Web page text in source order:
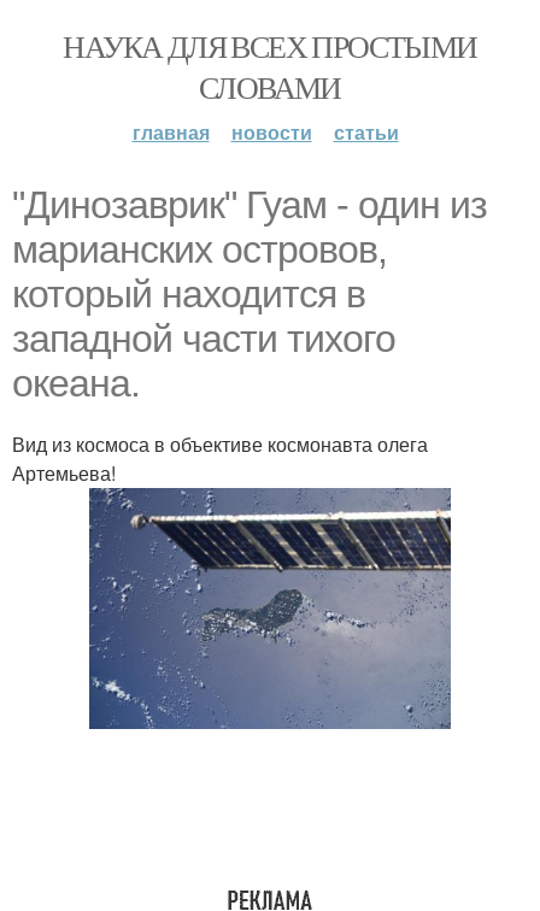
НАУКА ДЛЯ ВСЕХ ПРОСТЫМИ
СЛОВАМИ
главная новости статьи
"Динозаврик" Гуам - один из
марианских островов,
который находится в
западной части тихого
океана.
Вид из космоса в объективе космонавта олега
Артемьева!